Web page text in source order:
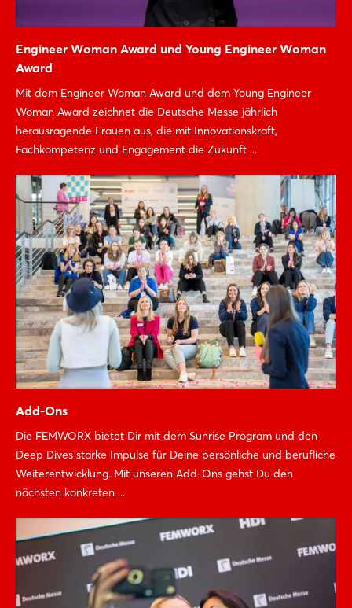
Engineer Woman Award und Young Engineer Woman
Award
Mit dem Engineer Woman Award und dem Young Engineer
Woman Award zeichnet die Deutsche Messe jährlich
herausragende Frauen aus, die mit Innovationskraft,
Fachkompetenz und Engagement die Zukunft ...
Add-Ons
Die FEMWORX bietet Dir mit dem Sunrise Program und den
Deep Dives starke Impulse für Deine persönliche und berufliche
Weiterentwicklung. Mit unseren Add-Ons gehst Du den
nächsten konkreten ...